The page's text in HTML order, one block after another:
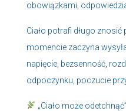
obowiązkami,
Ciało potrafi długo znosić
momencie zaczyna
napięcie, bezsenność,
odpoczynku, poczucie
„Ciało może